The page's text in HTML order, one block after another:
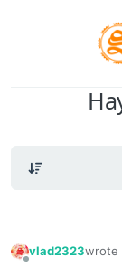
vlad2323wrote
last